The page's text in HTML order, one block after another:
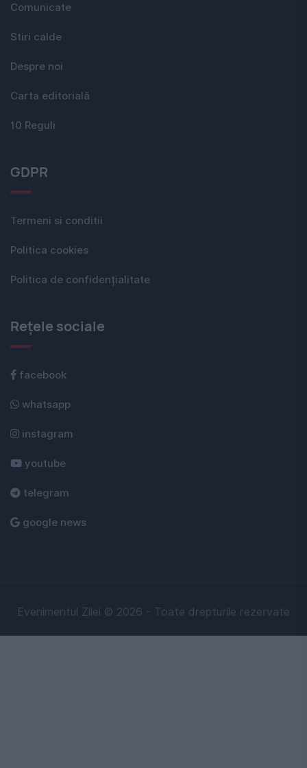
Comunicate
Stiri calde
Despre noi
Carta editorială
10 Reguli
GDPR
Termeni si conditii
Politica cookies
Politica de confidențialitate
Rețele sociale
facebook
whatsapp
instagram
youtube
telegram
google news
Evenimentul Zilei © 2026 - Toate drepturile rezervate